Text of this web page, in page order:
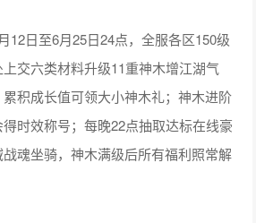
12日至6月25日24点，全服各区150级
交六类材料升级11重神木增江湖气
积成长值可领大小神木礼；神木进阶
时效称号；每晚22点抽取达标在线豪
魂坐骑，神木满级后所有福利照常解